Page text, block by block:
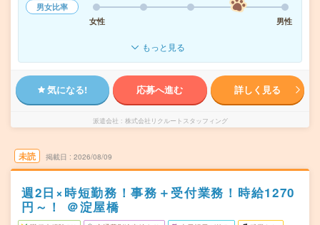
男女比率
女性
男性
もっと見る
気になる! 応募へ進む 詳しく見る
派遣会社 株式会社リクルートスタッフィング
未読 掲載日 2026/08/09
週2日×時短勤務！事務＋受付業務！時給1270
円～！ ＠淀屋橋